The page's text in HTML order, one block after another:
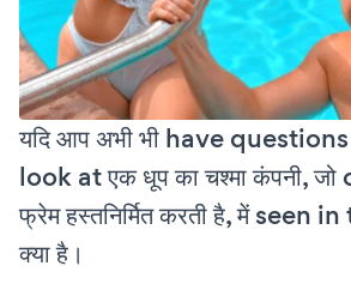
यदि आप अभी भी have questions
look at एक धूप का चश्मा कंपनी,
फ्रेम हस्तनिर्मित करती है, में seen
क्या है।